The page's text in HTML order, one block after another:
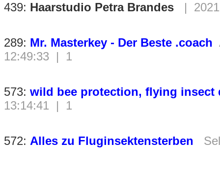
439: Haarstudio Petra Brandes |
289: Mr. Masterkey - Der Beste .coach
12:49:33 | 1
573: wild bee protection, flying insect
13:14:41 | 1
572: Alles zu Fluginsektensterben